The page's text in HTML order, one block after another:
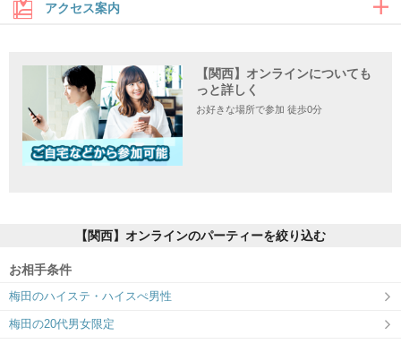
アクセス案内
住所
【関西】オンラインについても
っと詳しく
お好きな場所で参加 徒歩0分
【関西】オンラインのパーティーを絞り込む
お相手条件
梅田のハイステ・ハイスぺ男性
梅田の20代男女限定